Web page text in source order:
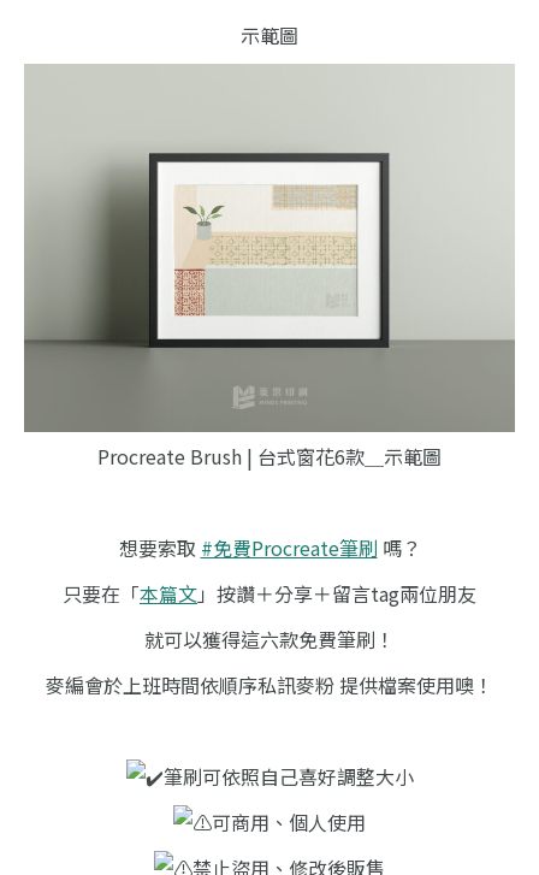
示範圖
Procreate Brush | 台式窗花6款＿示範圖
想要索取 #免費Procreate筆刷 嗎？
只要在「本篇文」按讚＋分享＋留言tag兩位朋友
就可以獲得這六款免費筆刷！
麥編會於上班時間依順序私訊麥粉 提供檔案使用噢！
筆刷可依照自己喜好調整大小
可商用、個人使用
禁止盜用、修改後販售